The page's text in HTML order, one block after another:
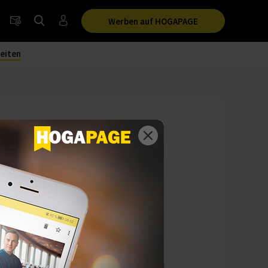
Werben auf HOGAPAGE
nach
Speisekarte